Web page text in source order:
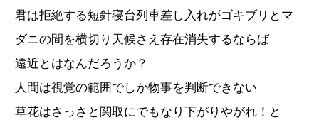
君は拒絶する短針寝台列車差し入れがゴキブリとマ
ダニの間を横切り天候さえ存在消失するならば
遠近とはなんだろうか？
人間は視覚の範囲でしか物事を判断できない
草花はさっさと関取にでもなり下がりやがれ！と